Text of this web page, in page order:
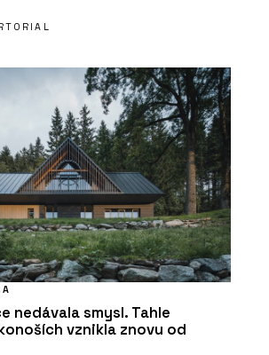
nedávala smysl. Tahle
vznikla znovu od